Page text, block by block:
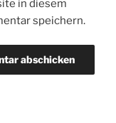
in diesem
speichern.